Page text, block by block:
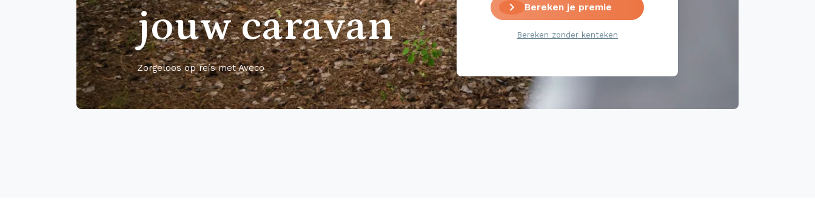
jouw caravan
Zorgeloos op reis met Aveco
Bereken je premie
Bereken zonder kenteken